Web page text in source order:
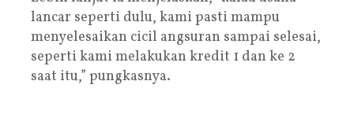
lancar seperti dulu, kami pasti mampu
menyelesaikan cicil angsuran sampai selesai,
seperti kami melakukan kredit 1 dan ke 2
saat itu,” pungkasnya.